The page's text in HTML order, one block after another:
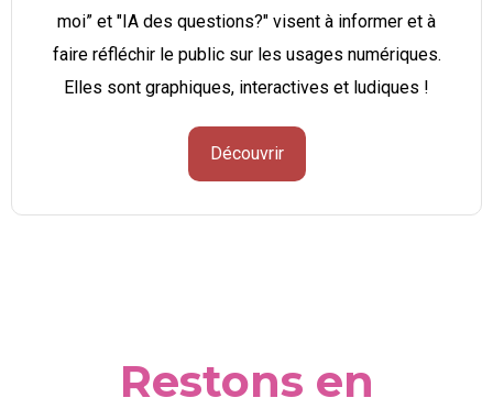
moi” et "IA des questions?" visent à informer et à
faire réfléchir le public sur les usages numériques.
Elles sont graphiques, interactives et ludiques !
Découvrir
Restons en